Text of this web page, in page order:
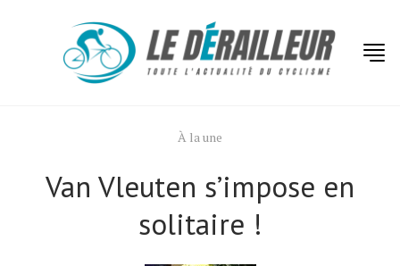
À la une
Van Vleuten s’impose en
solitaire !